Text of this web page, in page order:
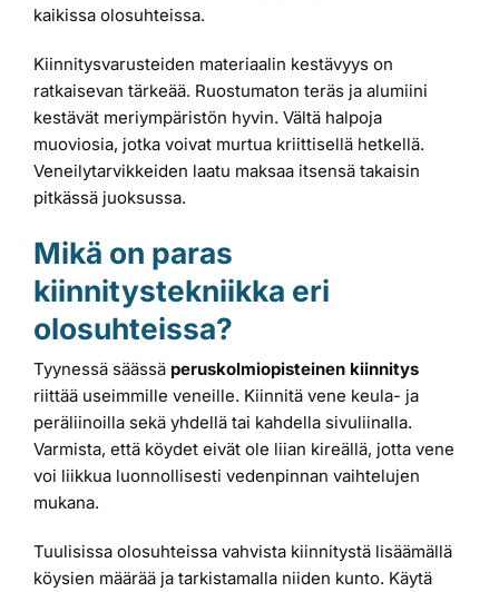
kaikissa olosuhteissa.
Kiinnitysvarusteiden materiaalin kestävyys on
ratkaisevan tärkeää. Ruostumaton teräs ja alumiini
kestävät meriympäristön hyvin. Vältä halpoja
muoviosia, jotka voivat murtua kriittisellä hetkellä.
Veneilytarvikkeiden laatu maksaa itsensä takaisin
pitkässä juoksussa.
Mikä on paras
kiinnitystekniikka eri
olosuhteissa?
Tyynessä säässä peruskolmiopisteinen kiinnitys
riittää useimmille veneille. Kiinnitä vene keula- ja
peräliinoilla sekä yhdellä tai kahdella sivuliinalla.
Varmista, että köydet eivät ole liian kireällä, jotta vene
voi liikkua luonnollisesti vedenpinnan vaihtelujen
mukana.
Tuulisissa olosuhteissa vahvista kiinnitystä lisäämällä
köysien määrää ja tarkistamalla niiden kunto. Käytä